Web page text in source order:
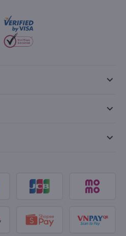
keyboard_arrow_down
keyboard_arrow_down
keyboard_arrow_down